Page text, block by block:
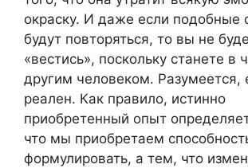
окраску. И даже если подобные
будут повторяться, то вы не
«вестись», поскольку станете в
другим человеком. Разумеется,
реален. Как правило, истинно
приобретенный опыт
что мы приобретаем
формулировать, а тем, что